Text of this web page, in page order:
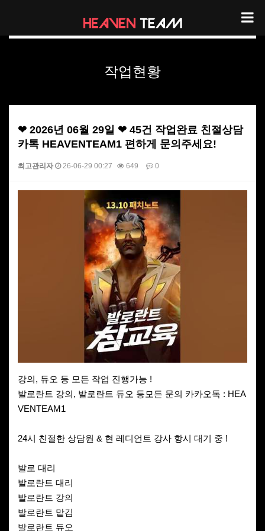
헤븐팀 작업현황
작업현황
❤ 2026년 06월 29일 ❤ 45건 작업완료 친절상담
카톡 HEAVENTEAM1 편하게 문의주세요!
최고관리자 26-06-29 00:27 649 0
강의, 듀오 등 모든 작업 진행가능 !
발로란트 강의, 발로란트 듀오 등모든 문의 카카오톡 : HEA
VENTEAM1
24시 친절한 상담원 & 현 레디언트 강사 항시 대기 중 !
발로 대리
발로란트 대리
발로란트 강의
발로란트 맡김
발로란트 듀오